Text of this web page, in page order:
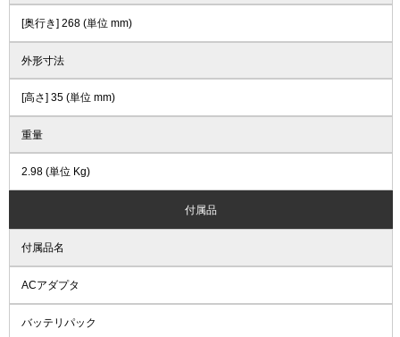
[奥行き] 268 (単位 mm)
外形寸法
[高さ] 35 (単位 mm)
重量
2.98 (単位 Kg)
付属品
付属品名
ACアダプタ
バッテリパック